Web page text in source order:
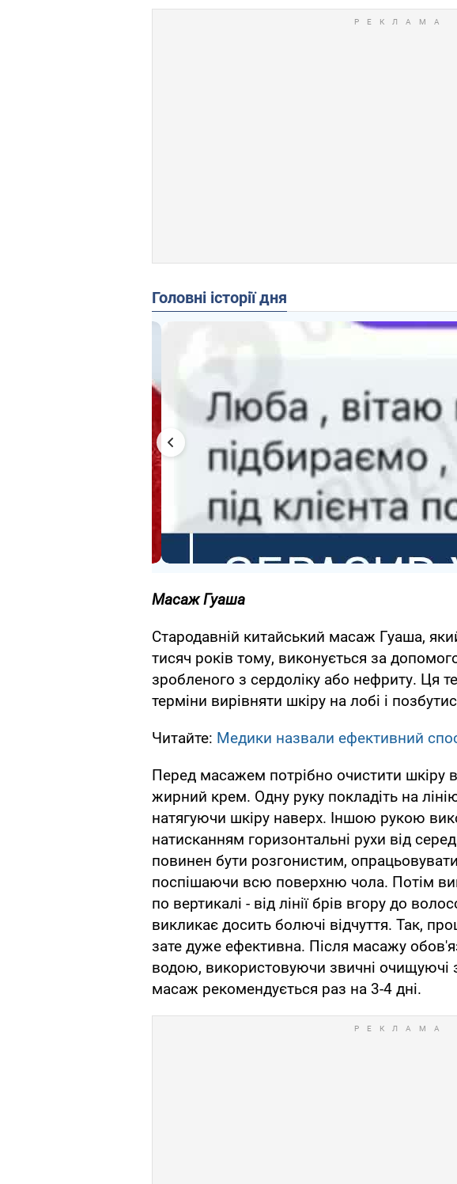
Головні історії дня
Масаж Гуаша
Стародавній китайський масаж Гуаша,
тисяч років тому, виконується за
зробленого з сердоліку або нефриту. Ця
терміни вирівняти шкіру на лобі і
Читайте: Медики назвали ефективний
Перед масажем потрібно очистити шкіру
жирний крем. Одну руку покладіть на
натягуючи шкіру наверх. Іншою рукою
натисканням горизонтальні рухи від
повинен бути розгонистим,
поспішаючи всю поверхню чола. Потім
по вертикалі - від лінії брів вгору до
викликає досить болючі відчуття. Так,
зате дуже ефективна. Після масажу
водою, використовуючи звичні очищуючі
масаж рекомендується раз на 3-4 дні.